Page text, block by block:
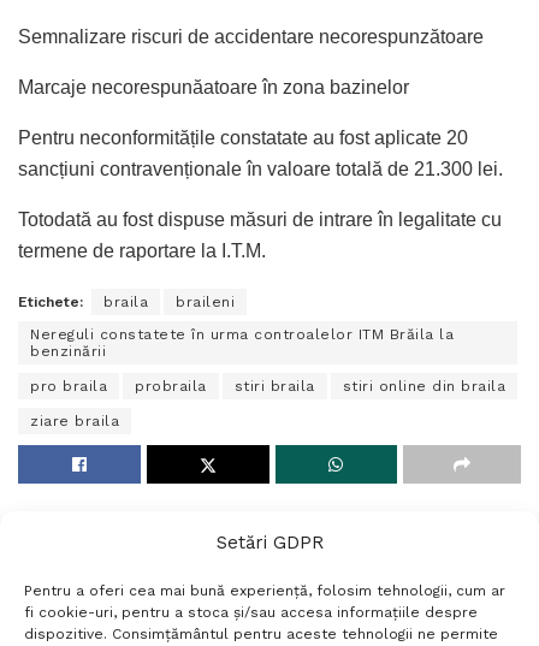
Setări GDPR
Pentru a oferi cea mai bună experiență, folosim tehnologii, cum ar
fi cookie-uri, pentru a stoca și/sau accesa informațiile despre
dispozitive. Consimțământul pentru aceste tehnologii ne permite
Semnalizare riscuri de accidentare necorespunzătoare
Marcaje necorespunăatoare în zona bazinelor
Pentru neconformitățile constatate au fost aplicate 20
sancțiuni contravenționale în valoare totală de 21.300 lei.
Totodată au fost dispuse măsuri de intrare în legalitate cu
termene de raportare la I.T.M.
Etichete: braila
braileni
Nereguli constatete în urma controalelor ITM Brăila la
benzinării
pro braila probraila stiri braila stiri online din braila
ziare braila